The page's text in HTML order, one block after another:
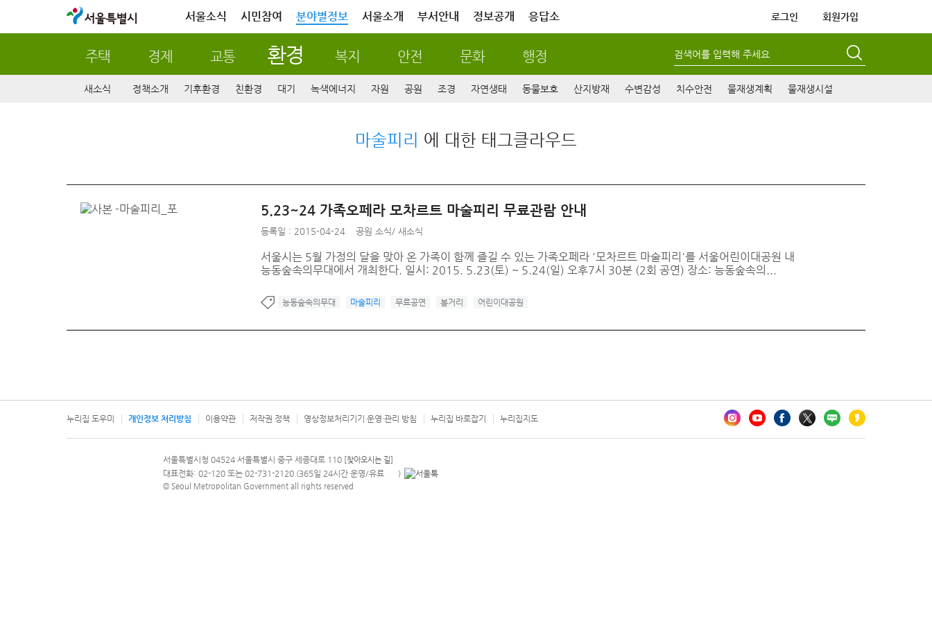
서울특별시 서울소식 시민참여 분야별정보 서울소개 부서안내 정보공개 응답소 로그인 회원가입
주택 경제 교통 환경 복지 안전 문화 행정 검색어를 입력해 주세요
새소식 정책소개 기후환경 친환경 대기 녹색에너지 자원 공원 조경 자연생태 동물보호 산지방재 수변감성 치수안전 물재생계획 물재생시설
마술피리 에 대한 태그클라우드
5.23~24 가족오페라 모차르트 마술피리 무료관람 안내
등록일 : 2015-04-24 공원 소식/ 새소식
서울시는 5월 가정의 달을 맞아 온 가족이 함께 즐길 수 있는 가족오페라 '모차르트 마술피리'를 서울어린이대공원 내
능동숲속의무대에서 개최한다. 일시: 2015. 5.23(토) ~ 5.24(일) 오후7시 30분 (2회 공연) 장소: 능동숲속의...
능동숲속의무대 마술피리 무료공연 볼거리 어린이대공원
누리집 도우미 개인정보 처리방침 이용약관 저작권 정책 영상정보처리기기 운영·관리 방침 누리집 바로잡기 누리집지도
문의 전화번호 120, 120 다산콜재단
서울특별시청 04524 서울특별시 중구 세종대로 110 [찾아오시는 길]
대표전화: 02-120 또는 02-731-2120 (365일 24시간 운영/유료 안내팝업 열기
)
© Seoul Metropolitan Government all rights reserved